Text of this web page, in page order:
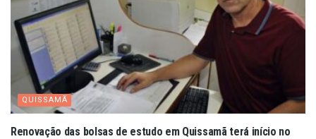
QUISSAMÃ
Renovação das bolsas de estudo em Quissamã terá início no